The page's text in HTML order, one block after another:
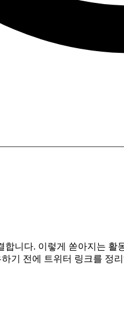
니다. 이렇게 쏟아지는 활
기 전에 트위터 링크를 정